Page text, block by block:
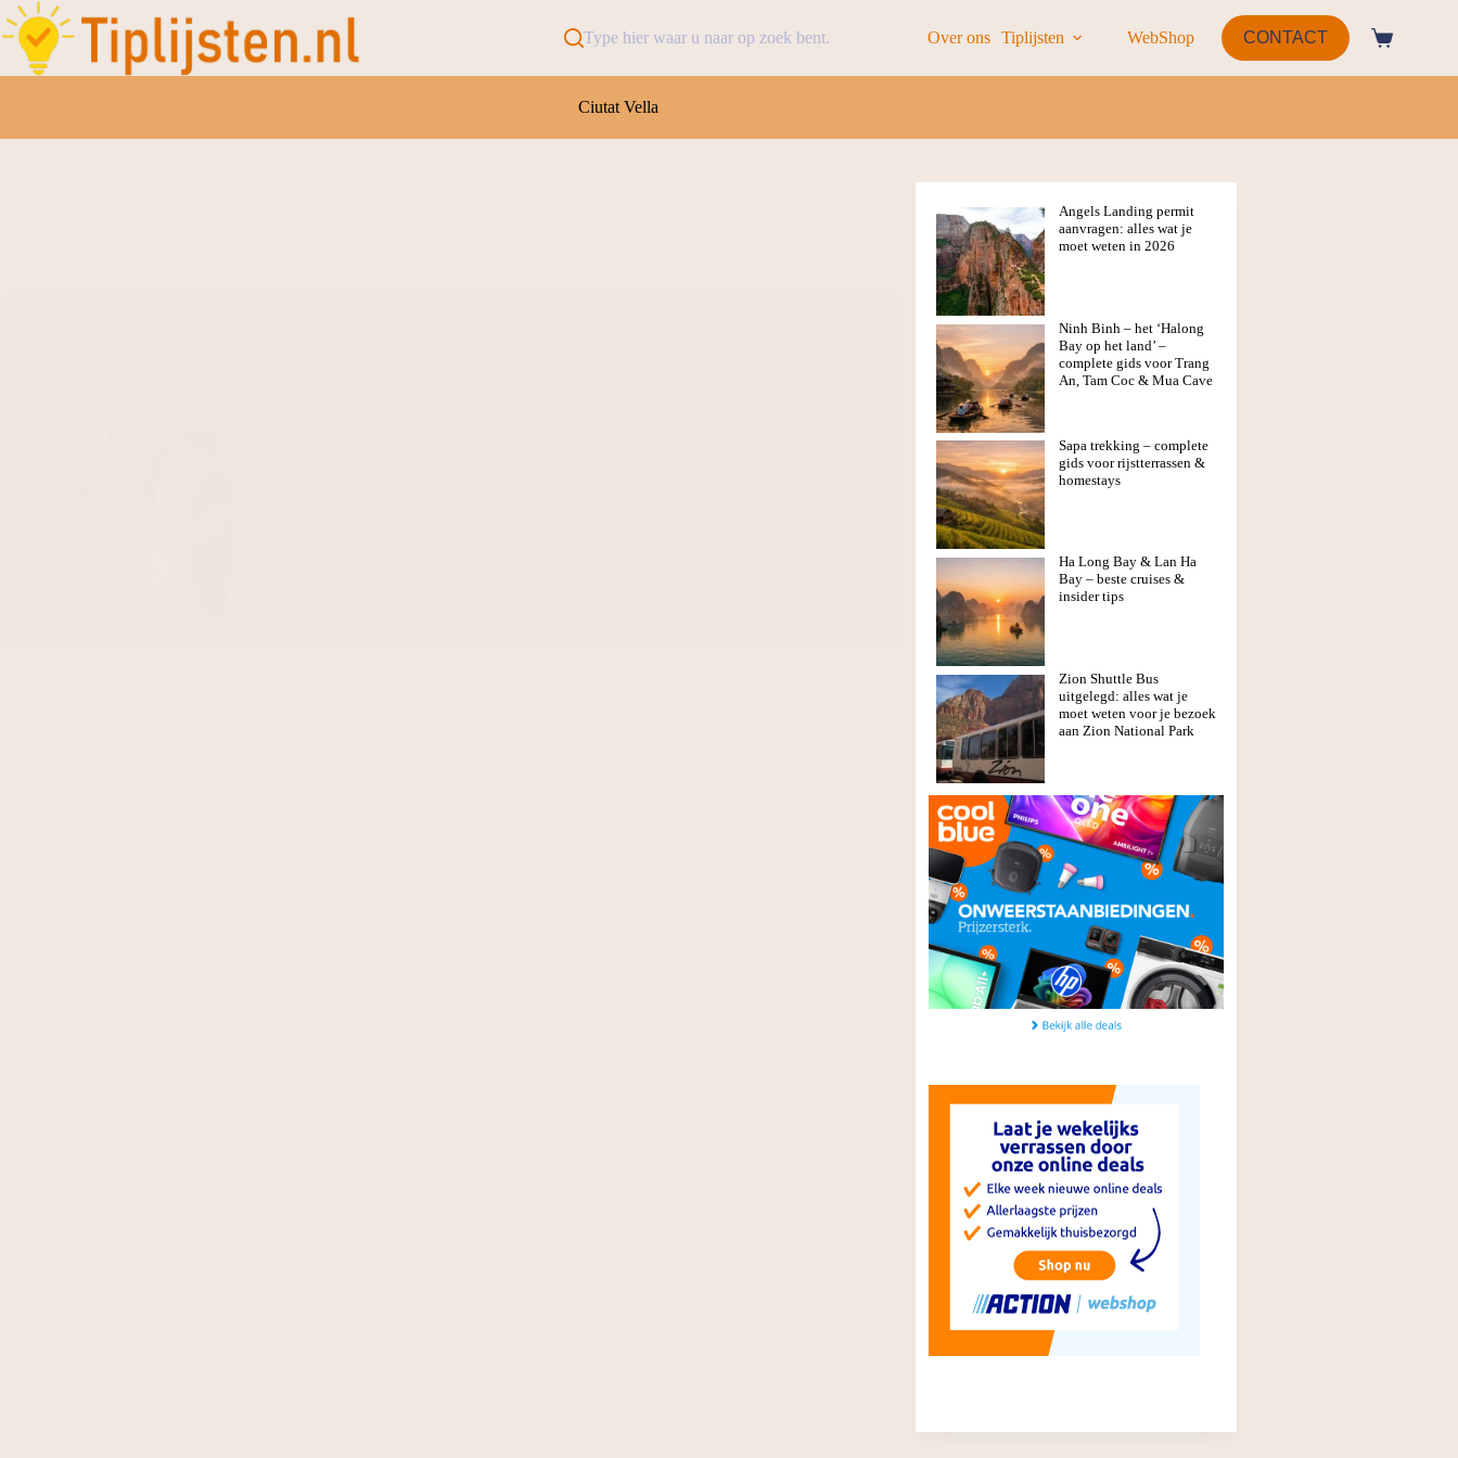
Type hier waar u naar op zoek bent. Over ons Tiplijsten WebShop CONTACT
Ciutat Vella
Angels Landing permit
aanvragen: alles wat je
moet weten in 2026
Ninh Binh – het ‘Halong
Bay op het land’ –
complete gids voor Trang
An, Tam Coc & Mua Cave
Sapa trekking – complete
gids voor rijstterrassen &
homestays
Ha Long Bay & Lan Ha
Bay – beste cruises &
insider tips
Zion Shuttle Bus
uitgelegd: alles wat je
moet weten voor je bezoek
aan Zion National Park